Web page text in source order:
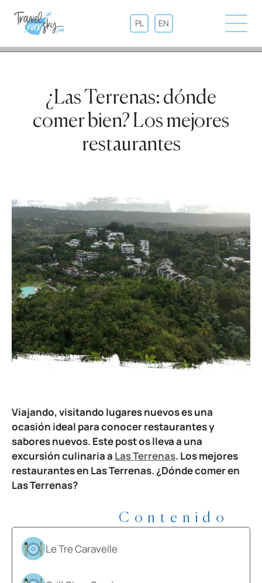
PL EN
¿Las Terrenas: dónde
comer bien? Los mejores
restaurantes
Viajando, visitando lugares nuevos es una
ocasión ideal para conocer restaurantes y
sabores nuevos. Este post os lleva a una
excursión culinaria a Las Terrenas. Los mejores
restaurantes en Las Terrenas. ¿Dónde comer en
Las Terrenas?
Contenido
Le Tre Caravelle